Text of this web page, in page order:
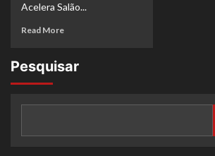
Acelera Salão...
Read MoreRead
Grupo
Sindicato
Beleza
Pesquisar